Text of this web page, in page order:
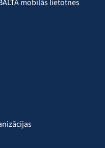
mobilās lietotnes